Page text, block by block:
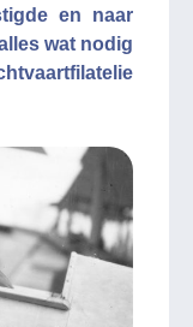
en naar
wat nodig